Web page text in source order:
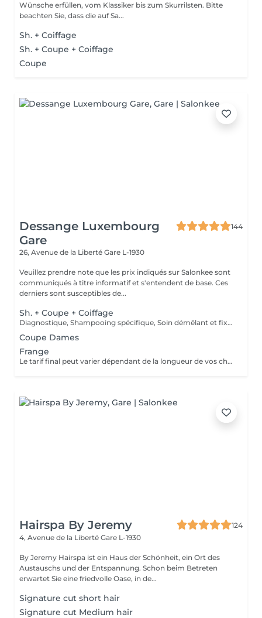
Wünsche erfüllen, vom Klassiker bis zum Skurrilsten. Bitte
beachten Sie, dass die auf Sa...
Sh. + Coiffage
Sh. + Coupe + Coiffage
Coupe
Dessange Luxembourg
Gare
144
26, Avenue de la Liberté Gare L-1930
Veuillez prendre note que les prix indiqués sur Salonkee sont
communiqués à titre informatif et s'entendent de base. Ces
derniers sont susceptibles de...
Sh. + Coupe + Coiffage
Diagnostique, Shampooing spécifique, Soin démêlant et fixation inclus. Veuillez prendre note que les prix indiqués sur Salonkee sont communiqués à titre informatif et s'entendent de base. Ces derniers sont susceptibles de varier selon le diagnostic réalisé à votre arrivée au salon et l'expertise du professionnel à qui vous confiez votre beauté. Dans tous les cas, un devis précis vous sera proposé et toutes réalisations de prestations seront effectuées avec votre accord.
Coupe Dames
Frange
Le tarif final peut varier dépendant de la longueur de vos cheveux ainsi que des soins et produits utilisés.
Hairspa By Jeremy
124
4, Avenue de la Liberté Gare L-1930
By Jeremy Hairspa ist ein Haus der Schönheit, ein Ort des
Austauschs und der Entspannung. Schon beim Betreten
erwartet Sie eine friedvolle Oase, in de...
Signature cut short hair
Signature cut Medium hair